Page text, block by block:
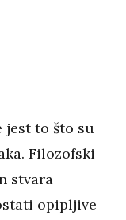
jest to što su
Filozofski
stvara
opipljive